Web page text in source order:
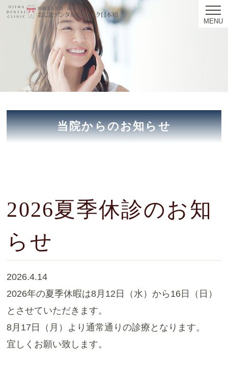
MENU
当院からのお知らせ
2026夏季休診のお知
らせ
2026.4.14
2026年の夏季休暇は8月12日（水）から16日（日）
とさせていただきます。
8月17日（月）より通常通りの診療となります。
宜しくお願い致します。